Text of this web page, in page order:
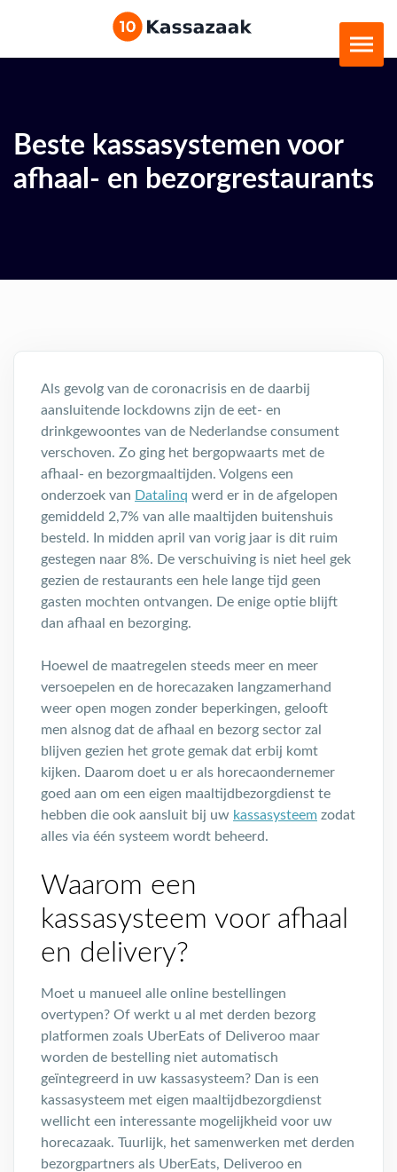
Beste kassasystemen voor
afhaal- en bezorgrestaurants
Als gevolg van de coronacrisis en de daarbij
aansluitende lockdowns zijn de eet- en
drinkgewoontes van de Nederlandse consument
verschoven. Zo ging het bergopwaarts met de
afhaal- en bezorgmaaltijden. Volgens een
onderzoek van Datalinq werd er in de afgelopen
gemiddeld 2,7% van alle maaltijden buitenshuis
besteld. In midden april van vorig jaar is dit ruim
gestegen naar 8%. De verschuiving is niet heel gek
gezien de restaurants een hele lange tijd geen
gasten mochten ontvangen. De enige optie blijft
dan afhaal en bezorging.
Hoewel de maatregelen steeds meer en meer
versoepelen en de horecazaken langzamerhand
weer open mogen zonder beperkingen, gelooft
men alsnog dat de afhaal en bezorg sector zal
blijven gezien het grote gemak dat erbij komt
kijken. Daarom doet u er als horecaondernemer
goed aan om een eigen maaltijdbezorgdienst te
hebben die ook aansluit bij uw kassasysteem zodat
alles via één systeem wordt beheerd.
Waarom een
kassasysteem voor afhaal
en delivery?
Moet u manueel alle online bestellingen
overtypen? Of werkt u al met derden bezorg
platformen zoals UberEats of Deliveroo maar
worden de bestelling niet automatisch
geïntegreerd in uw kassasysteem? Dan is een
kassasysteem met eigen maaltijdbezorgdienst
wellicht een interessante mogelijkheid voor uw
horecazaak. Tuurlijk, het samenwerken met derden
bezorgpartners als UberEats, Deliveroo en